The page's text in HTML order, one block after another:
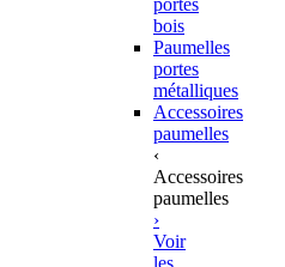
bois
Paumelles
portes
métalliques
Accessoires
paumelles
‹
Accessoires
paumelles
›
Voir
les